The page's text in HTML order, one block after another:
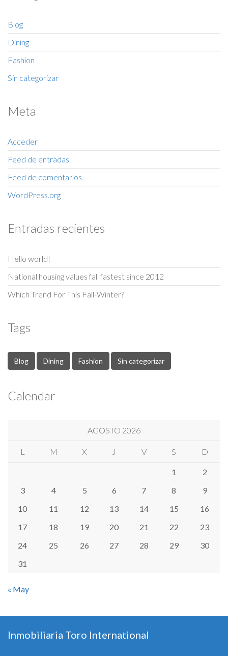
Blog
Dining
Fashion
Sin categorizar
Meta
Acceder
Feed de entradas
Feed de comentarios
WordPress.org
Entradas recientes
Hello world!
National housing values fall fastest since 2012
Which Trend For This Fall-Winter?
Tags
Blog Dining Fashion Sin categorizar
Calendar
AGOSTO 2026
L M X J V S D
1
2
3
4 5 6 7 8
9
10
11 12 13 14 15
16
17
18 19 20 21 22
23
24
25 26 27 28 29
30
31
« May
Inmobiliaria Toro International